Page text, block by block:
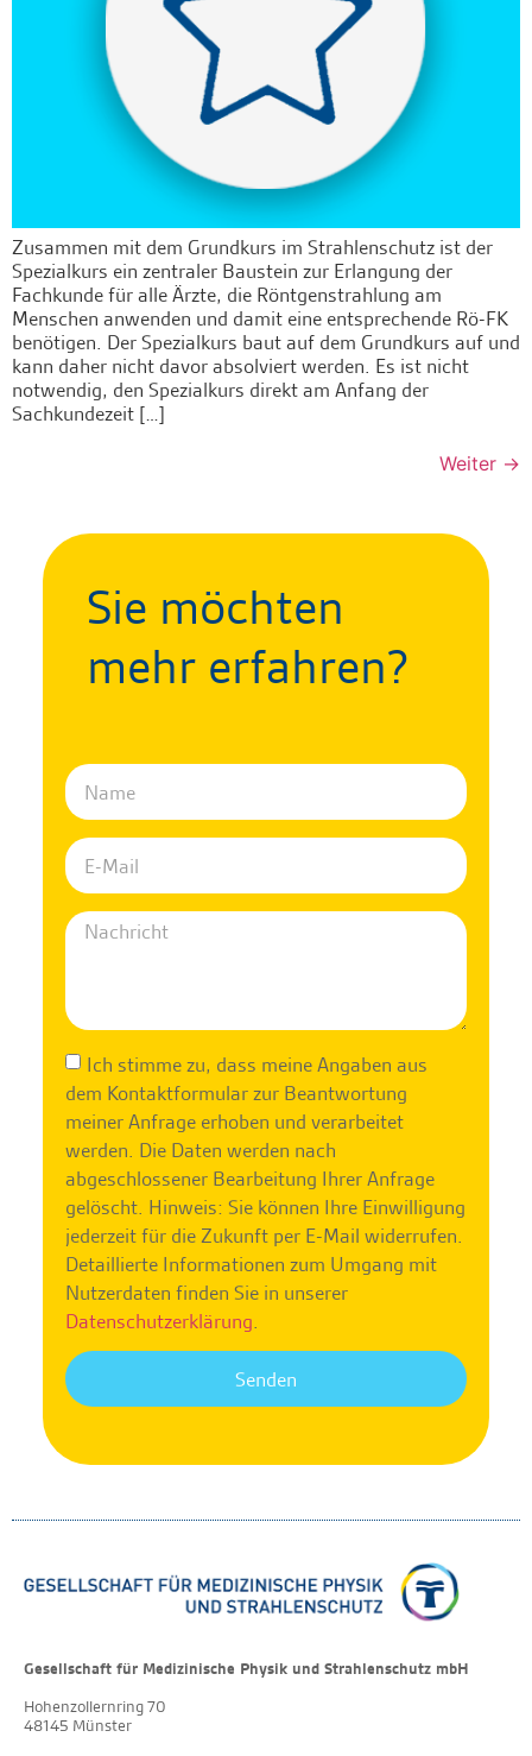
Zusammen mit dem Grundkurs im Strahlenschutz ist der
Spezialkurs ein zentraler Baustein zur Erlangung der
Fachkunde für alle Ärzte, die Röntgenstrahlung am
Menschen anwenden und damit eine entsprechende Rö-FK
benötigen. Der Spezialkurs baut auf dem Grundkurs auf und
kann daher nicht davor absolviert werden. Es ist nicht
notwendig, den Spezialkurs direkt am Anfang der
Sachkundezeit […]
Weiter →
Sie möchten
mehr erfahren?
Ich stimme zu, dass meine Angaben aus
dem Kontaktformular zur Beantwortung
meiner Anfrage erhoben und verarbeitet
werden. Die Daten werden nach
abgeschlossener Bearbeitung Ihrer Anfrage
gelöscht. Hinweis: Sie können Ihre Einwilligung
jederzeit für die Zukunft per E-Mail widerrufen.
Detaillierte Informationen zum Umgang mit
Nutzerdaten finden Sie in unserer
Datenschutzerklärung.
Senden
Gesellschaft für Medizinische Physik und Strahlenschutz mbH
Hohenzollernring 70
48145 Münster